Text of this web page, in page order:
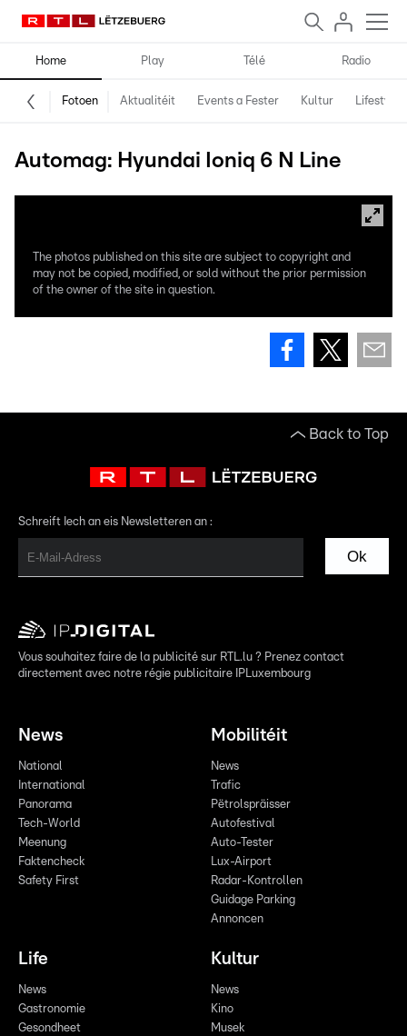
Home Play Télé Radio
Fotoen Aktualitéit Events a Fester Kultur Lifestyle
Automag: Hyundai Ioniq 6 N Line
The photos published on this site are subject to copyright and
may not be copied, modified, or sold without the prior permission
of the owner of the site in question.
Back to Top
Schreift Iech an eis Newsletteren an :
Ok
Vous souhaitez faire de la publicité sur RTL.lu ? Prenez contact
directement avec notre régie publicitaire IPLuxembourg
News
National
International
Panorama
Tech-World
Meenung
Faktencheck
Safety First
Mobilitéit
News
Trafic
Pëtrolspräisser
Autofestival
Auto-Tester
Lux-Airport
Radar-Kontrollen
Guidage Parking
Annoncen
Life
News
Gastronomie
Gesondheet
Kultur
News
Kino
Musek